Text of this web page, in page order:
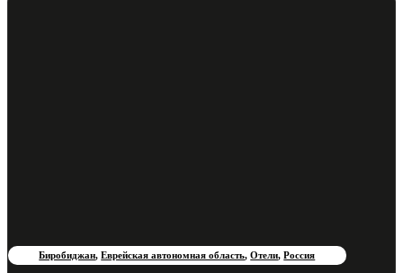
Биробиджан,Еврейская автономная область,Отели,Россия